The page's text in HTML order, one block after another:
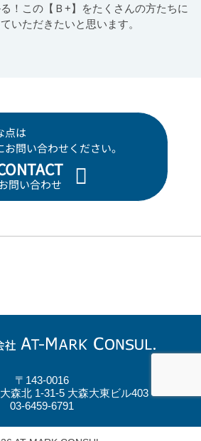
！この【Ｂ+】
をたくさんの方たちに
いただきたいと思います。
点は
お問い合わせください。
問い合わせ
〒143-0016
森北 1-31-5 大森大東ビル403
03-6459-6791